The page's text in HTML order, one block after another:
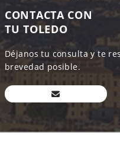
CONTACTA CON
TU TOLEDO
Déjanos tu consulta y te
brevedad posible.